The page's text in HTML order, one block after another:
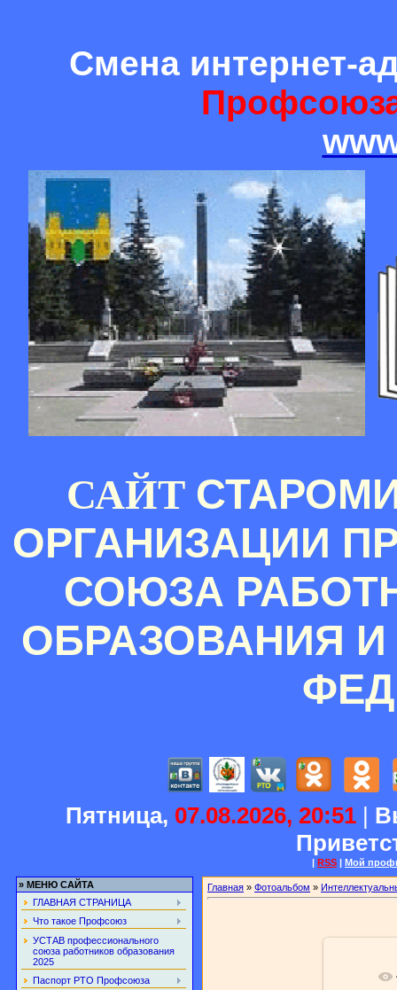
Смена интернет-
САЙТ
ОРГАНИЗАЦИИ
СОЮЗА
ОБРАЗОВАНИЯ
Пятница, 07.08.2026, 20:51 |
| RSS | Мой
» МЕНЮ САЙТА
ГЛАВНАЯ СТРАНИЦА
Что такое Профсоюз
УСТАВ профессионального
союза работников образования
2025
Паспорт РТО Профсоюза
Главная » Фотоальбом »
В